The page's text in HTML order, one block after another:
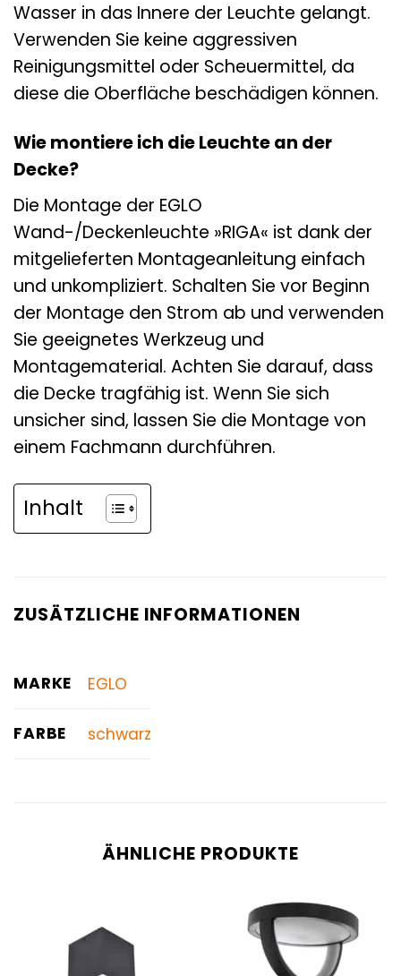
Wasser in das Innere der Leuchte gelangt.
Verwenden Sie keine aggressiven
Reinigungsmittel oder Scheuermittel, da
diese die Oberfläche beschädigen können.
Wie montiere ich die Leuchte an der
Decke?
Die Montage der EGLO
Wand-/Deckenleuchte »RIGA« ist dank der
mitgelieferten Montageanleitung einfach
und unkompliziert. Schalten Sie vor Beginn
der Montage den Strom ab und verwenden
Sie geeignetes Werkzeug und
Montagematerial. Achten Sie darauf, dass
die Decke tragfähig ist. Wenn Sie sich
unsicher sind, lassen Sie die Montage von
einem Fachmann durchführen.
Inhalt
ZUSÄTZLICHE INFORMATIONEN
MARKE EGLO
FARBE schwarz
ÄHNLICHE PRODUKTE